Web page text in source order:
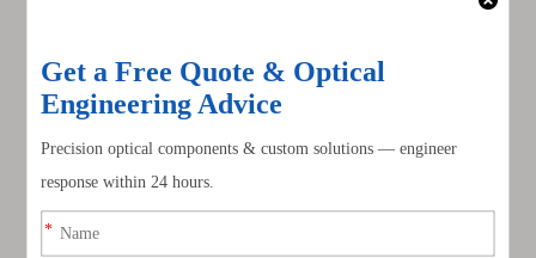
ventanas protectoras pueden proteger el equipo de la
durante el proceso de limpieza.
El ámbito de aplicación de la protección láser de alta
energía de Windows es muy amplio. Su función
principal es proteger los componentes ópticos clave
del sistema láser, garantizando el funcionamiento